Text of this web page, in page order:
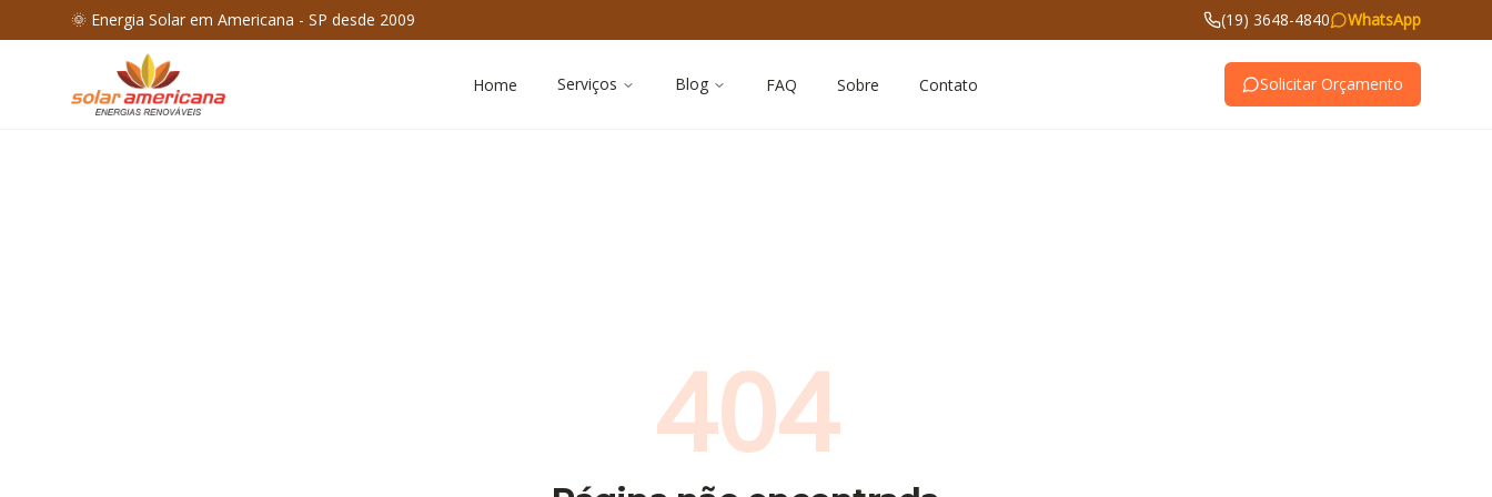
🌞 Energia Solar em Americana - SP desde 2009 (19) 3648-4840 WhatsApp
Home Serviços Blog FAQ Sobre Contato Solicitar Orçamento
404